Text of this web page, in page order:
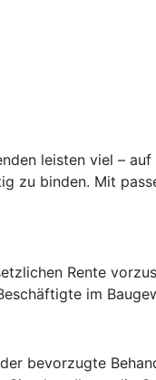
leisten viel –
zu binden. Mit
Rente
im
bevorzugte